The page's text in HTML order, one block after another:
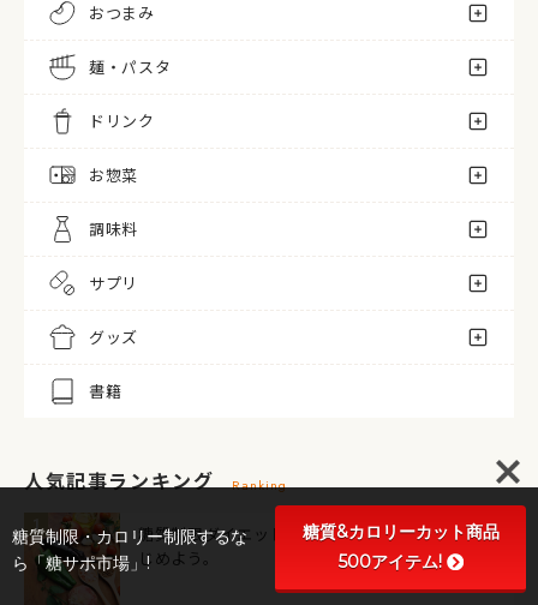
おつまみ
麺・パスタ
ドリンク
お惣菜
調味料
サプリ
グッズ
書籍
人気記事ランキング Ranking
糖質制限ダイエットは「主食」の見直しからは
じめよう。
糖質制限・カロリー制限するな
ら「糖サポ市場」!
糖質&カロリーカット商品
500アイテム!